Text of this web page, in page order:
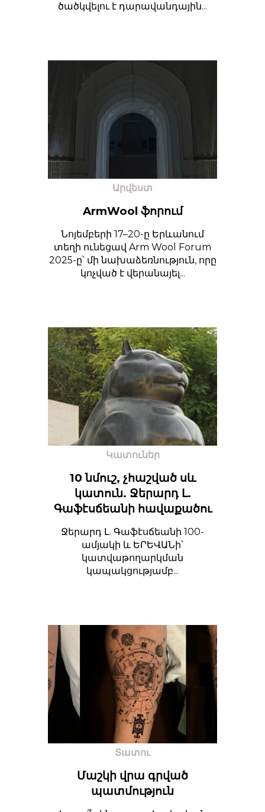
ծածկվելու է դարավանդային...
Արվեստ
ArmWool ֆորում
Նոյեմբերի 17–20-ը Երևանում
տեղի ունեցավ Arm Wool Forum
2025-ը՝ մի նախաձեռնություն, որը
կոչված է վերանայել...
Կատուներ
10 նմուշ, չհաշված սև
կատուն. Ջերարդ Լ.
Գաֆէսճեանի հավաքածու
Ջերարդ Լ. Գաֆէսճեանի 100-
ամյակի և ԵՐԵՎԱՆի՝
կատվաթողարկման
կապակցությամբ...
Տատու
Մաշկի վրա գրված
պատմություն